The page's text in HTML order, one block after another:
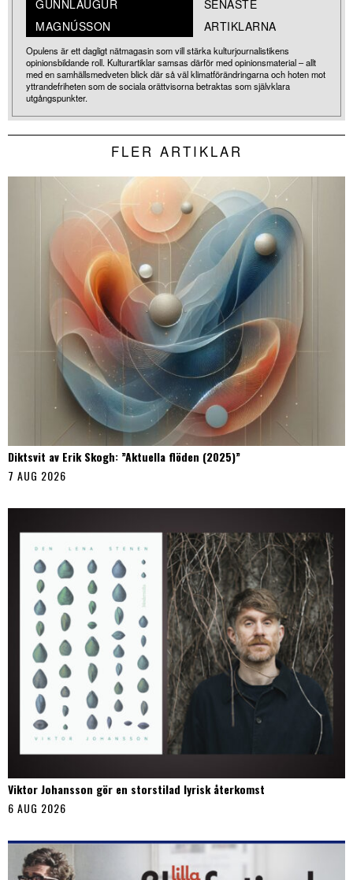
GUNNLAUGUR
MAGNÚSSON
SENASTE
ARTIKLARNA
Opulens är ett dagligt nätmagasin som vill stärka kulturjournalistikens
opinionsbildande roll. Kulturartiklar samsas därför med opinionsmaterial – allt
med en samhällsmedveten blick där så väl klimatförändringarna och hoten mot
yttrandefriheten som de sociala orättvisorna betraktas som självklara
utgångspunkter.
FLER ARTIKLAR
Diktsvit av Erik Skogh: ”Aktuella flöden (2025)”
7 AUG 2026
Viktor Johansson gör en storstilad lyrisk återkomst
6 AUG 2026